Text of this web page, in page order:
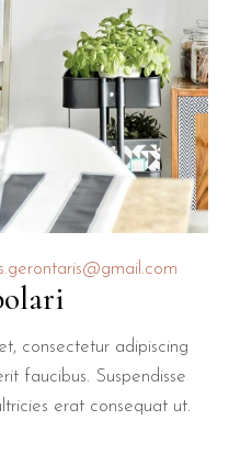
consectetur adipiscing
faucibus. Suspendisse
erat consequat ut.